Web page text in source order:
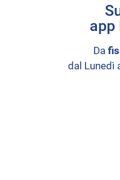
app
Da
dal Lunedì